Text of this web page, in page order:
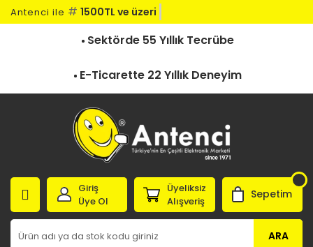
Antenci ile # 1500TL ve üzeri kar
Sektörde 55 Yıllık Tecrübe
E-Ticarette 22 Yıllık Deneyim
ARA
Giriş
Üye Ol
Üyeliksiz
Alışveriş
Sepetim